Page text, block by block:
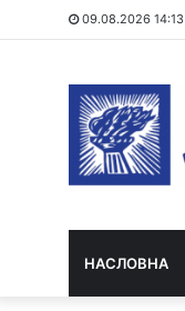
09.08.2026 14:13
НАСЛОВНА